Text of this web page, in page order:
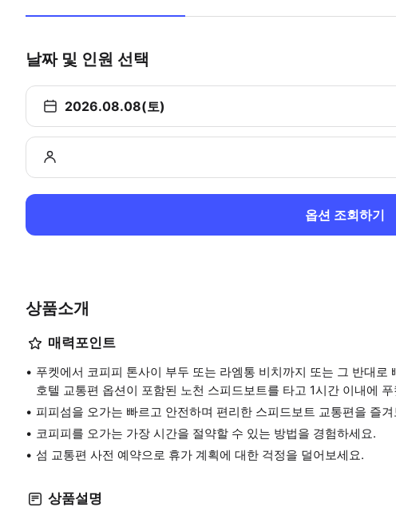
날짜 및 인원 선택
2026.08.08(토)
옵션 조회하기
상품소개
매력포인트
푸켓에서 코피피 톤사이 부두 또는 라엠통 비치까지 또는 그 반대
호텔 교통편 옵션이 포함된 노천 스피드보트를 타고 1시간 이내에
피피섬을 오가는 빠르고 안전하며 편리한 스피드보트 교통편을 즐
코피피를 오가는 가장 시간을 절약할 수 있는 방법을 경험하세요.
섬 교통편 사전 예약으로 휴가 계획에 대한 걱정을 덜어보세요.
상품설명